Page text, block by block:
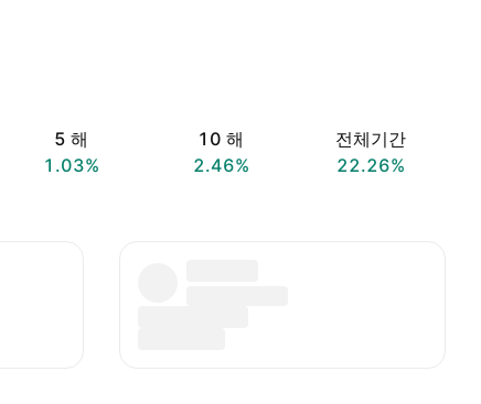
5 해
1.03%
10 해
2.46%
전체기간
22.26%